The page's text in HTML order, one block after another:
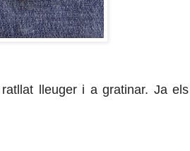
lleuger i a gratinar. Ja els